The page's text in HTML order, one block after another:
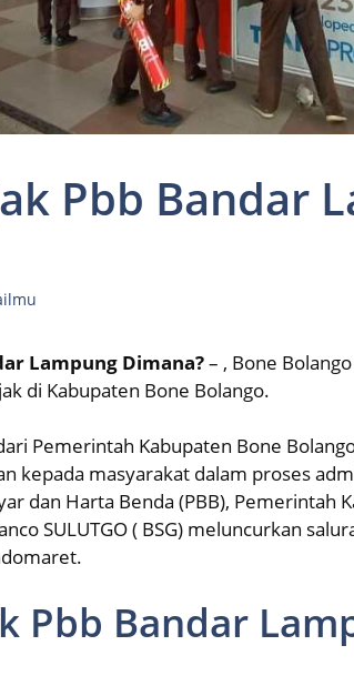
Pbb Bandar
Lampung Dimana?– , Bone
di Kabupaten Bone Bolango.
Pemerintah Kabupaten Bone
kepada masyarakat dalam proses
dan Harta Benda (PBB), Pemerintah
SULUTGO ( BSG) meluncurkan
Pbb Bandar